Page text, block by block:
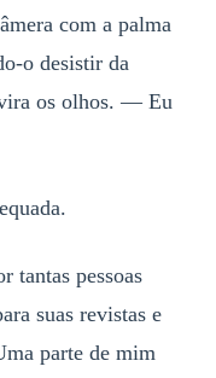
com a palma
o desistir da
os olhos. — Eu
tantas pessoas
suas revistas e
parte de mim